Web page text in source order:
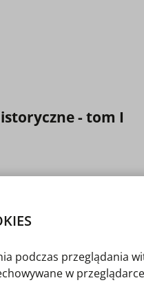
- tom I
podczas przeglądania
w